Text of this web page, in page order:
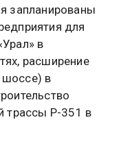
запланированы
для
в
расширение
в
трассы Р-351 в